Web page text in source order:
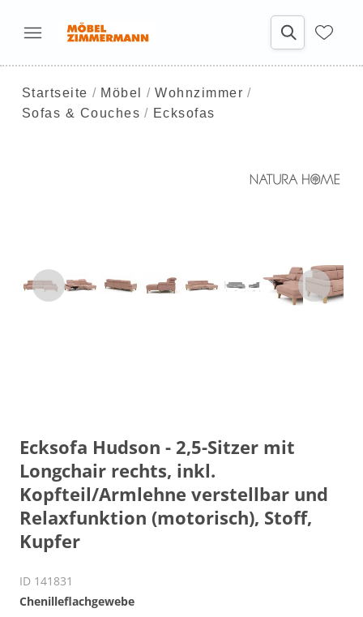
Startseite Möbel
Wohnzimmer
Sofas & Couches
Ecksofas
Ecksofa Hudson - 2,5-Sitzer mit
Longchair rechts, inkl.
Kopfteil/Armlehne verstellbar und
Relaxfunktion (motorisch), Stoff,
Kupfer
ID 141831
Chenilleflachgewebe